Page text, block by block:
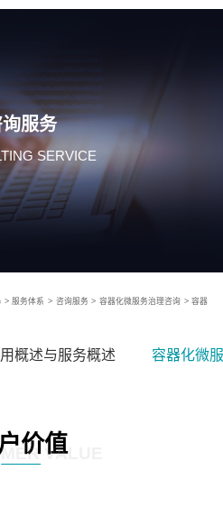
服务
SERVICE
> 服务体系 > 咨询服务 > 容器化微服务治理咨询 > 容器
概述与服务概述 容器化微
价值
VALUE